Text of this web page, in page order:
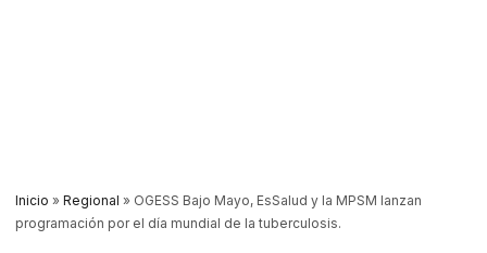
Inicio » Regional » OGESS Bajo Mayo, EsSalud y la MPSM lanzan
programación por el día mundial de la tuberculosis.